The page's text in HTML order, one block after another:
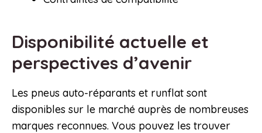
Disponibilité actuelle et
perspectives d’avenir
Les pneus auto-réparants et runflat sont
disponibles sur le marché auprès de nombreuses
marques reconnues. Vous pouvez les trouver